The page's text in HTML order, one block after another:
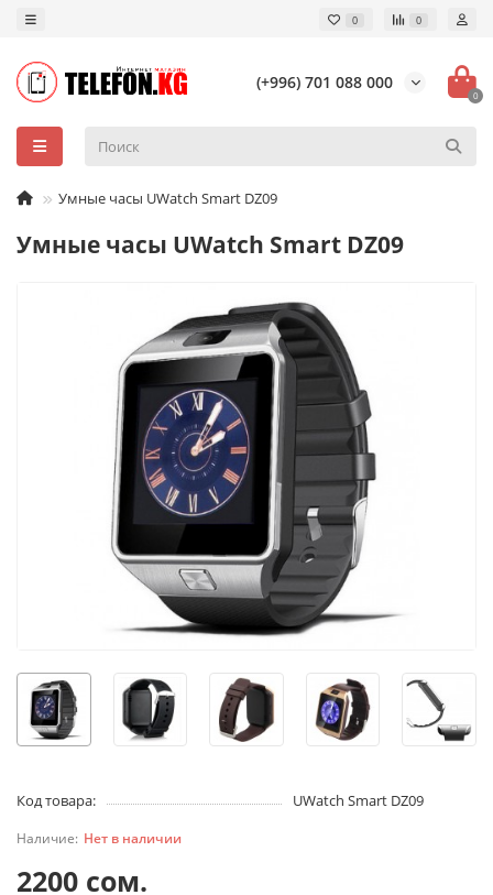
0 0
(+996) 701 088 000
0
Умные часы UWatch Smart DZ09
Умные часы UWatch Smart DZ09
Код товара: UWatch Smart DZ09
Нет в наличии
2200 сом.